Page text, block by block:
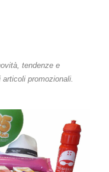
tendenze e
promozionali.